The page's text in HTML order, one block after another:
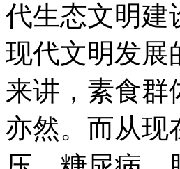
代生态文明建
现代文明发展
来讲，素食群
亦然。而从现